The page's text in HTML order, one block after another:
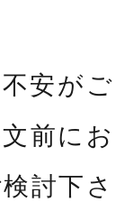
安がご
前にお
討下さ